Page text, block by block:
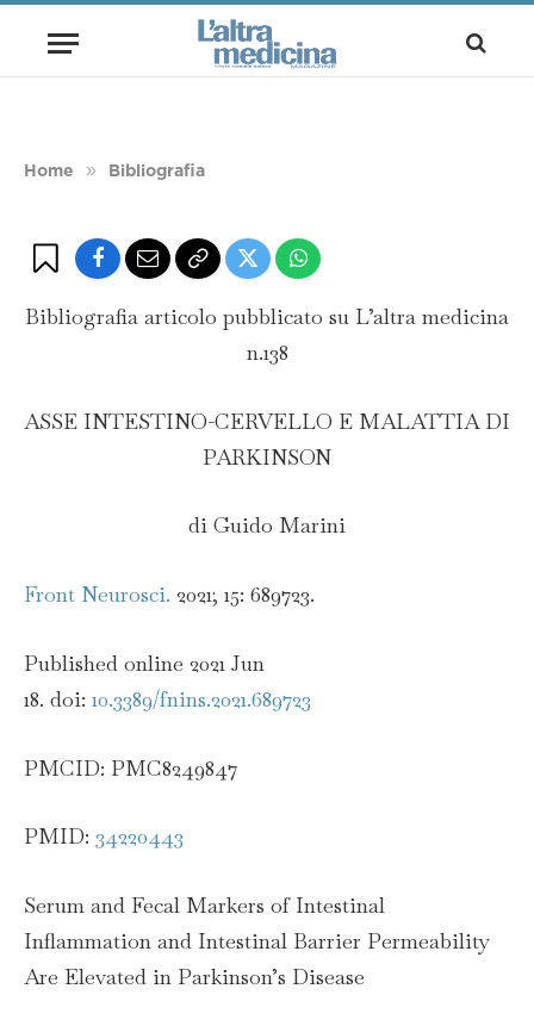
Home » Bibliografia
ASSE INTESTINO-CERVELLO E
Bibliografia articolo pubblicato su L’altra medicina
n.138
ASSE INTESTINO-CERVELLO E MALATTIA DI
PARKINSON
di Guido Marini
Front Neurosci. 2021; 15: 689723.
Published online 2021 Jun
18. doi: 10.3389/fnins.2021.689723
PMCID: PMC8249847
PMID: 34220443
Serum and Fecal Markers of Intestinal
Inflammation and Intestinal Barrier Permeability
Are Elevated in Parkinson’s Disease